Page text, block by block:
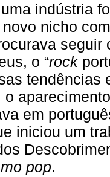
indústria
nicho
o “rock
tendências
o
em
iniciou um
pop.